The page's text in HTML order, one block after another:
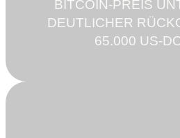
BITCOIN-PREIS
DEUTLICHER
65.000 US-